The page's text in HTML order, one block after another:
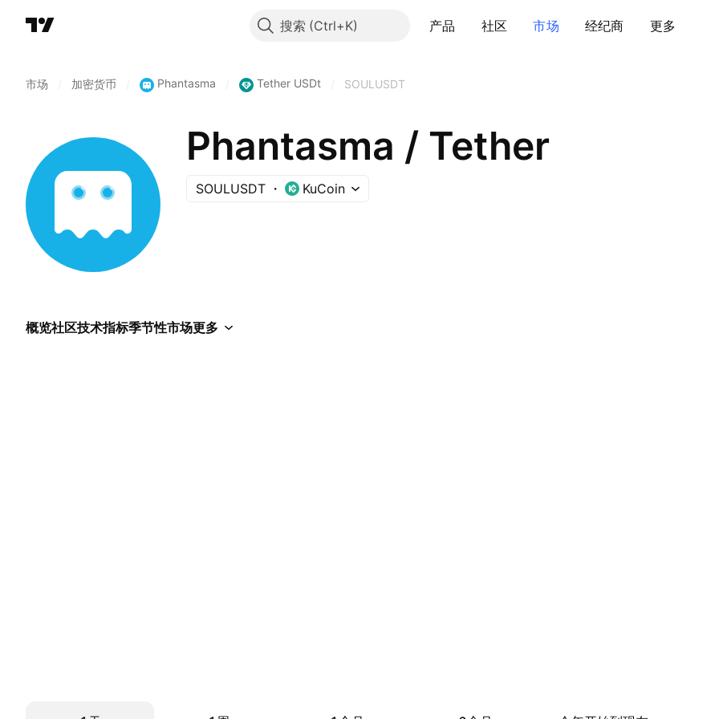
搜索 产品 社区 市场 经纪商 更多
市场 加密货币 Phantasma Tether USDt SOULUSDT
Phantasma / Tether
SOULUSDT KuCoin
概览社区技术指标季节性市场更多